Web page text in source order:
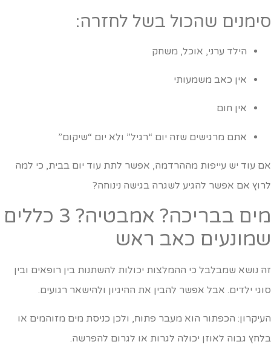
שהכול בשל לחזרה:
הילד ערני, אוכל, משחק
אין כאב משמעותי
אין חום
אתם מרגישים שזה יום “רגיל” ולא יום “שיקום”
עוד יש עייפות מההרדמה, אפשר לתת עוד יום בבית, כי למה
אם אפשר להגיע לשגרה בגישה נינוחה?
מים בבריכה? אמבטיה? 3 כללים
כאב ראש
נושא שמבלבל כי ההמלצות יכולות להשתנות בין רופאים ובין
ילדים. אבל אפשר להבין את ההיגיון ולהישאר רגועים.
הכפתור הוא מעבר פתוח, ולכן כניסת מים מזוהמים או
גבוה לאוזן יכולה לגרות או לגרום להפרשה.